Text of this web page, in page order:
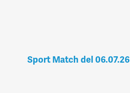
Sport Match del 06.07.26